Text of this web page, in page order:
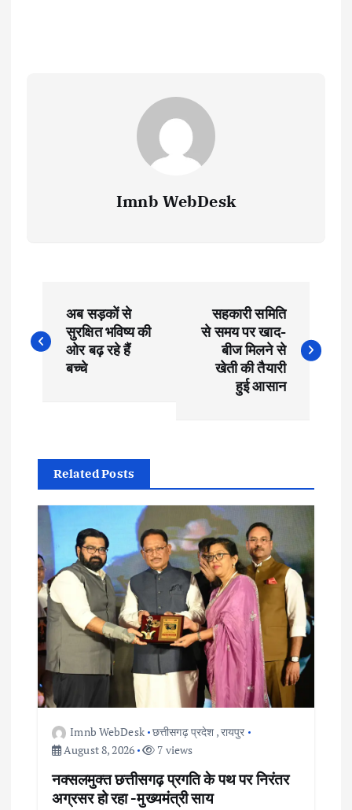
Imnb WebDesk
o
n
a
g
a
t
अब सड़कों से
सुरक्षित भविष्य की
ओर बढ़ रहे हैं
बच्चे
सहकारी समिति
से समय पर खाद-
बीज मिलने से
खेती की तैयारी
हुई आसान
Related Posts
Imnb WebDesk छत्तीसगढ़ प्रदेश ,रायपुर
August 8, 2026
7 views
नक्सलमुक्त छत्तीसगढ़ प्रगति के पथ पर निरंतर
अग्रसर हो रहा -मुख्यमंत्री साय